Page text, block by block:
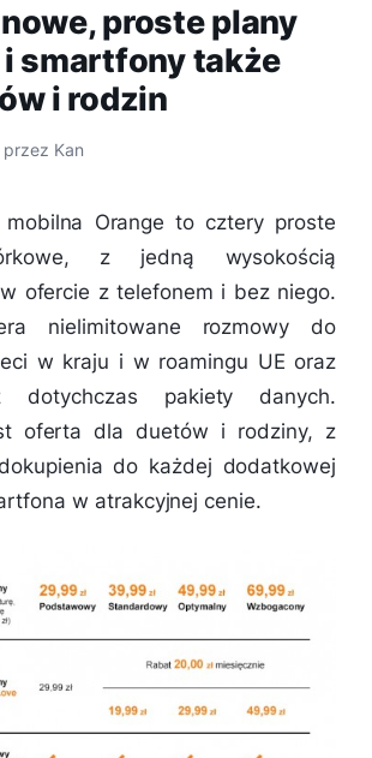
proste plany
smartfony także
i rodzin
przez Kan
Orange to cztery proste
z jedną wysokością
ofercie z telefonem i bez niego.
nielimitowane rozmowy do
w kraju i w roamingu UE oraz
dotychczas pakiety danych.
oferta dla duetów i rodziny, z
do każdej dodatkowej
w atrakcyjnej cenie.